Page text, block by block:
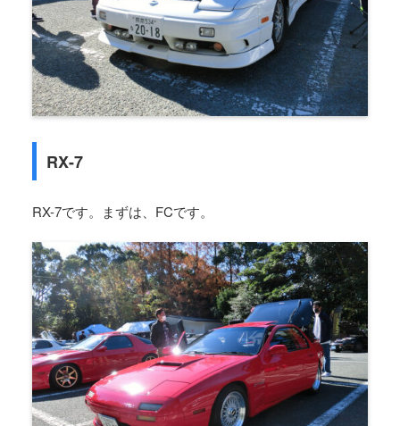
RX-7
RX-7です。まずは、FCです。